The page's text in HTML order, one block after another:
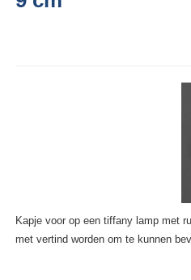
Kapje voor op een tiffany lamp met
met vertind worden om te kunnen